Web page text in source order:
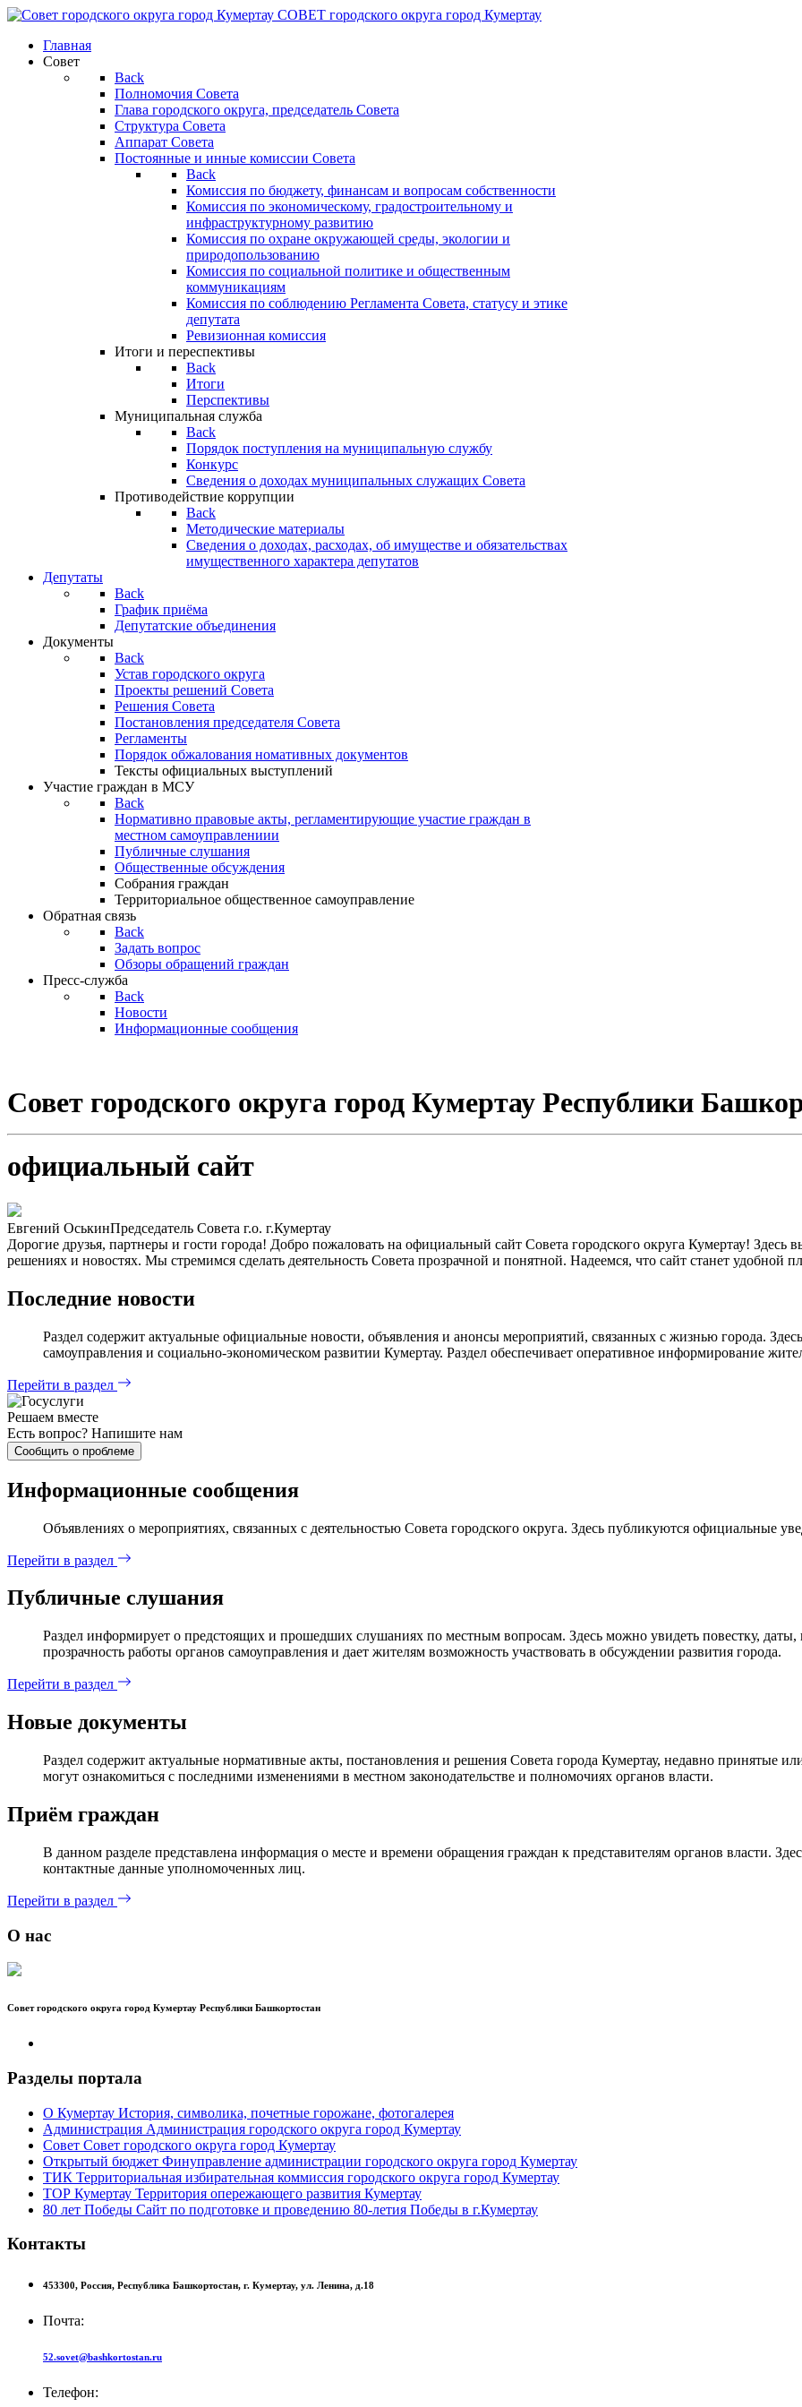
СОВЕТ городского округа город Кумертау
Главная
Совет
Back
Полномочия Совета
Глава городского округа, председатель Совета
Структура Совета
Аппарат Совета
Постоянные и инные комиссии Совета
Back
Комиссия по бюджету, финансам и вопросам собственности
Комиссия по экономическому, градостроительному и
инфраструктурному развитию
Комиссия по охране окружающей среды, экологии и
природопользованию
Комиссия по социальной политике и общественным
коммуникациям
Комиссия по соблюдению Регламента Совета, статусу и этике
депутата
Ревизионная комиссия
Итоги и переспективы
Back
Итоги
Перспективы
Муниципальная служба
Back
Порядок поступления на муниципальную службу
Конкурс
Сведения о доходах муниципальных служащих Совета
Противодействие коррупции
Back
Методические материалы
Сведения о доходах, расходах, об имуществе и обязательствах
имущественного характера депутатов
Депутаты
Back
График приёма
Депутатские объединения
Документы
Back
Устав городского округа
Проекты решений Совета
Решения Совета
Постановления председателя Совета
Регламенты
Порядок обжалования номативных документов
Тексты официальных выступлений
Участие граждан в МСУ
Back
Нормативно правовые акты, регламентирующие участие граждан в
местном самоуправлениии
Публичные слушания
Общественные обсуждения
Собрания граждан
Территориальное общественное самоуправление
Обратная связь
Back
Задать вопрос
Обзоры обращений граждан
Пресс-служба
Back
Новости
Информационные сообщения
Совет городского округа город Кумертау Республики
официальный сайт
Евгений ОськинПредседатель Совета г.о. г.Кумертау
Дорогие друзья, партнеры и гости города! Добро пожаловать на официальный сайт Совета городского округа Кумертау! Здесь
решениях и новостях. Мы стремимся сделать деятельность Совета прозрачной и понятной. Надеемся, что сайт станет
Последние новости
Раздел содержит актуальные официальные новости, объявления и анонсы мероприятий, связанных с жизнью города.
самоуправления и социально-экономическом развитии Кумертау. Раздел обеспечивает оперативное информирование
Перейти в раздел
Решаем вместе
Есть вопрос? Напишите нам
Сообщить о проблеме
Информационные сообщения
Объявлениях о мероприятиях, связанных с деятельностью Совета городского округа. Здесь публикуются официальные
Перейти в раздел
Публичные слушания
Раздел информирует о предстоящих и прошедших слушаниях по местным вопросам. Здесь можно увидеть повестку,
прозрачность работы органов самоуправления и дает жителям возможность участвовать в обсуждении развития города.
Перейти в раздел
Новые документы
Раздел содержит актуальные нормативные акты, постановления и решения Совета города Кумертау, недавно принятые
могут ознакомиться с последними изменениями в местном законодательстве и полномочиях органов власти.
Приём граждан
В данном разделе представлена информация о месте и времени обращения граждан к представителям органов власти.
контактные данные уполномоченных лиц.
Перейти в раздел
О нас
Совет городского округа город Кумертау Республики Башкортостан
Разделы портала
О Кумертау История, символика, почетные горожане, фотогалерея
Администрация Администрация городского округа город Кумертау
Совет Совет городского округа город Кумертау
Открытый бюджет Финуправление администрации городского округа город Кумертау
ТИК Территориальная избирательная коммиссия городского округа город Кумертау
ТОР Кумертау Территория опережающего развития Кумертау
80 лет Победы Сайт по подготовке и проведению 80-летия Победы в г.Кумертау
Контакты
453300, Россия, Республика Башкортостан, г. Кумертау, ул. Ленина, д.18
Почта:
52.sovet@bashkortostan.ru
Телефон: